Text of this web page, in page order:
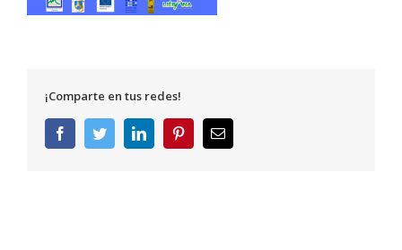
¡Comparte en tus redes!
FacebookTwitterLinkedInPinterestCorreo
electrónico